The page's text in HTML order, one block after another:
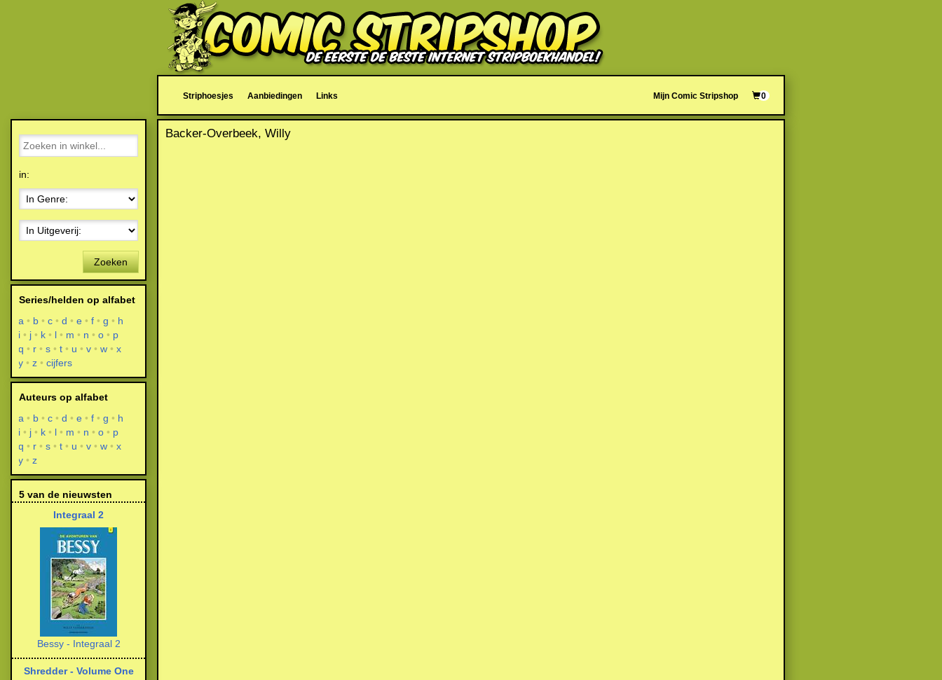
Striphoesjes Aanbiedingen Links Mijn Comic Stripshop 0
Backer-Overbeek, Willy
in:
Zoeken
Series/helden op alfabet
a
b c d e f g
h
i
j k l m n o
p
q
r s t u v w
x
y
z cijfers
Auteurs op alfabet
a
b c d e f g
h
i
j k l m n o
p
q
r s t u v w
x
y
z
5 van de nieuwsten
Integraal 2
Bessy - Integraal 2
Shredder - Volume One